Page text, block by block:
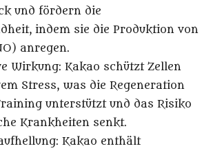
und fördern die
indem sie die Produktion von
anregen.
Wirkung: Kakao schützt Zellen
Stress, was die Regeneration
unterstützt und das Risiko
Krankheiten senkt.
: Kakao enthält